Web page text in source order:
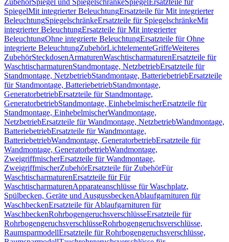
ZubehörSpiegel und SpiegelschränkeSpiegel Ersatzteile für
SpiegelMit integrierter BeleuchtungErsatzteile für Mit integrierter
BeleuchtungSpiegelschränkeErsatzteile für SpiegelschränkeMit
integrierter BeleuchtungErsatzteile für Mit integrierter
BeleuchtungOhne integrierte BeleuchtungErsatzteile für Ohne
integrierte BeleuchtungZubehörLichtelementeGriffeWeiteres
ZubehörSteckdosenArmaturenWaschtischarmaturenErsatzteile für
WaschtischarmaturenStandmontage, NetzbetriebErsatzteile für
Standmontage, NetzbetriebStandmontage, BatteriebetriebErsatzteile
für Standmontage, BatteriebetriebStandmontage,
GeneratorbetriebErsatzteile für Standmontage,
GeneratorbetriebStandmontage, EinhebelmischerErsatzteile für
Standmontage, EinhebelmischerWandmontage,
NetzbetriebErsatzteile für Wandmontage, NetzbetriebWandmontage,
BatteriebetriebErsatzteile für Wandmontage,
BatteriebetriebWandmontage, GeneratorbetriebErsatzteile für
Wandmontage, GeneratorbetriebWandmontage,
ZweigriffmischerErsatzteile für Wandmontage,
ZweigriffmischerZubehörErsatzteile für ZubehörFür
WaschtischarmaturenErsatzteile für Für
WaschtischarmaturenApparateanschlüsse für Waschplatz,
Spülbecken, Geräte und AusgussbeckenAblaufgarnituren für
WaschbeckenErsatzteile für Ablaufgarnituren für
WaschbeckenRohrbogengeruchsverschlüsseErsatzteile für
RohrbogengeruchsverschlüsseRohrbogengeruchsverschlüsse,
RaumsparmodellErsatzteile für Rohrbogengeruchsverschlüsse,